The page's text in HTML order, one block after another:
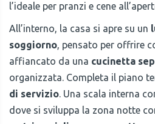
l’ideale per pranzi e cene
All’interno, la casa si apre su un
soggiorno, pensato per offrire
affiancato da una cucinetta
organizzata. Completa il piano
di servizio. Una scala interna
dove si sviluppa la zona notte